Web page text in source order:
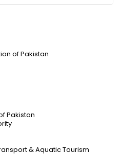
of Pakistan
Pakistan
& Aquatic Tourism